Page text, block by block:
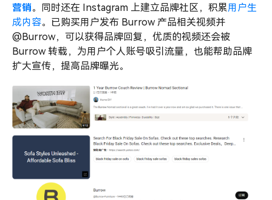
营销。同时还在 Instagram 上建立品牌社区，积累用户生
成内容。已购买用户发布 Burrow 产品相关视频并
@Burrow，可以获得品牌回复，优质的视频还会被
Burrow 转载，为用户个人账号吸引流量，也能帮助品牌
扩大宣传，提高品牌曝光。